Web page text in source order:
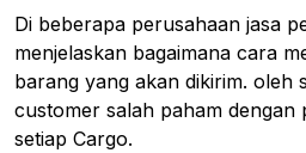
Di beberapa perusahaan jasa
menjelaskan bagaimana cara
barang yang akan dikirim. oleh
customer salah paham dengan
setiap Cargo.